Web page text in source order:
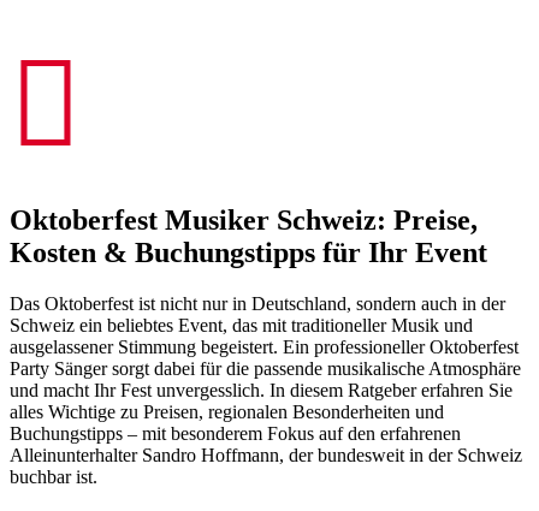

Oktoberfest Musiker Schweiz: Preise,
Kosten & Buchungstipps für Ihr Event
Das Oktoberfest ist nicht nur in Deutschland, sondern auch in der
Schweiz ein beliebtes Event, das mit traditioneller Musik und
ausgelassener Stimmung begeistert. Ein professioneller Oktoberfest
Party Sänger sorgt dabei für die passende musikalische Atmosphäre
und macht Ihr Fest unvergesslich. In diesem Ratgeber erfahren Sie
alles Wichtige zu Preisen, regionalen Besonderheiten und
Buchungstipps – mit besonderem Fokus auf den erfahrenen
Alleinunterhalter Sandro Hoffmann, der bundesweit in der Schweiz
buchbar ist.